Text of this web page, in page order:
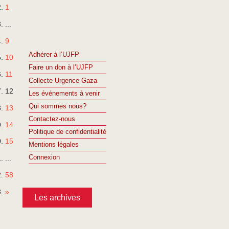
1
9
10
11
12
13
14
15
...
58
»
Adhérer à l’UJFP
Faire un don à l’UJFP
Collecte Urgence Gaza
Les événements à venir
Qui sommes nous?
Contactez-nous
Politique de confidentialité
Mentions légales
Connexion
Les archives